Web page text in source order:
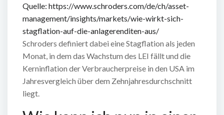
Quelle: https://www.schroders.com/de/ch/asset-
management/insights/markets/wie-wirkt-sich-
stagflation-auf-die-anlagerenditen-aus/
Schroders definiert dabei eine Stagflation als jeden
Monat, in dem das Wachstum des LEI fällt und die
Kerninflation der Verbraucherpreise in den USA im
Jahresvergleich über dem Zehnjahresdurchschnitt
liegt.